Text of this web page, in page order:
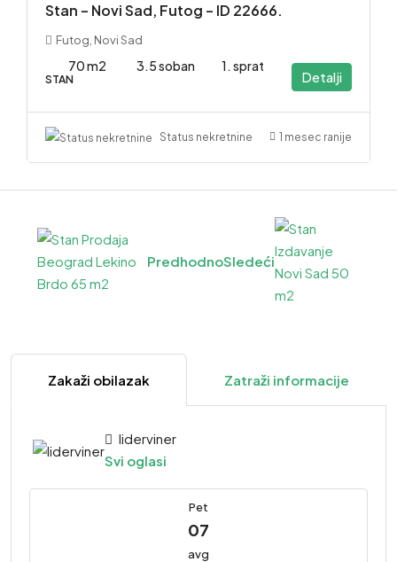
Stan – Novi Sad, Futog – ID 22666.
Futog, Novi Sad
70 m2 3.5 soban 1. sprat
STAN Detalji
Status nekretnine 1 mesec ranije
PredhodnoSledeći
Zakaži obilazak Zatraži informacije
liderviner
Svi oglasi
Pet
07
avg